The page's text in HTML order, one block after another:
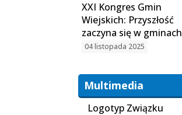
XXI Kongres Gmin
Wiejskich: Przyszłość
zaczyna się w gminach
04 listopada 2025
Multimedia
Logotyp Związku